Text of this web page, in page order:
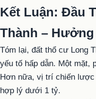
Kết Luận: Đầu
Thành –
Tóm lại, đất thổ cư Long
yếu tố hấp dẫn. Một mặt,
Hơn nữa, vị trí chiến
hợp lý dưới 1 tỷ.